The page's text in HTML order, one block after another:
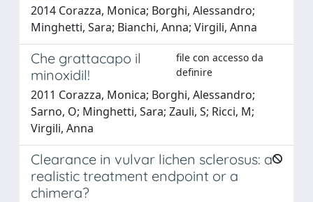
2014 Corazza, Monica; Borghi, Alessandro;
Minghetti, Sara; Bianchi, Anna; Virgili, Anna
Che grattacapo il
minoxidil!
file con accesso da
definire
2011 Corazza, Monica; Borghi, Alessandro;
Sarno, O; Minghetti, Sara; Zauli, S; Ricci, M;
Virgili, Anna
Clearance in vulvar lichen sclerosus: a
realistic treatment endpoint or a
chimera?